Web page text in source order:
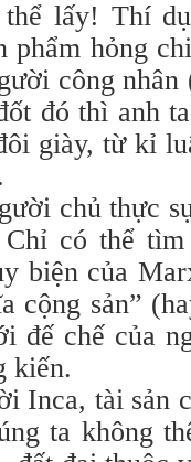
lấy! Thí
phẩm hỏng
công
đó thì anh
giày, từ kỉ
chủ thực
có thể
biện của
cộng sản”
đế chế của
kiến.
Inca, tài sản
ta không